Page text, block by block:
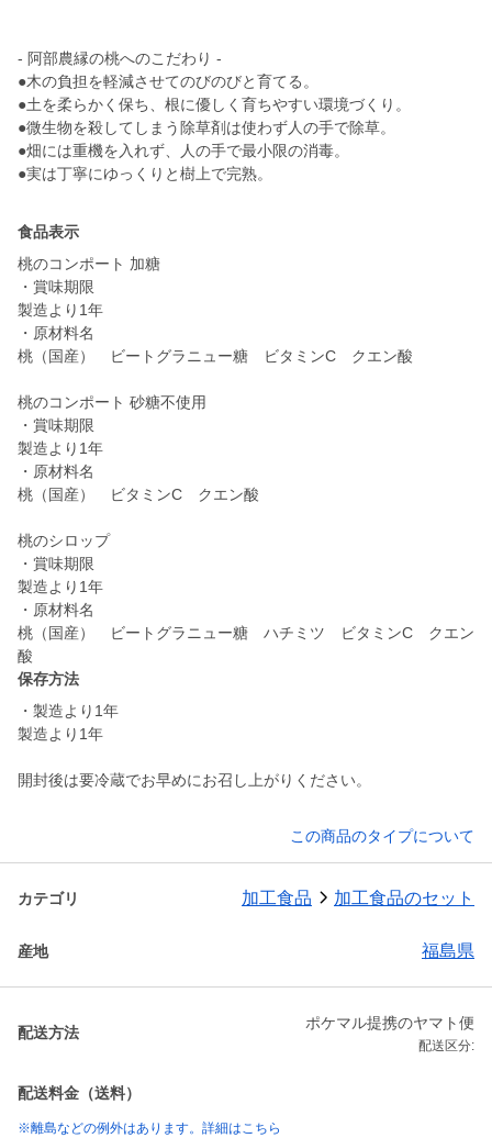
- 阿部農縁の桃へのこだわり -
●木の負担を軽減させてのびのびと育てる。
●土を柔らかく保ち、根に優しく育ちやすい環境づくり。
●微生物を殺してしまう除草剤は使わず人の手で除草。
●畑には重機を入れず、人の手で最小限の消毒。
●実は丁寧にゆっくりと樹上で完熟。
食品表示
桃のコンポート 加糖
・賞味期限
製造より1年
・原材料名
桃（国産） ビートグラニュー糖 ビタミンC クエン酸
桃のコンポート 砂糖不使用
・賞味期限
製造より1年
・原材料名
桃（国産） ビタミンC クエン酸
桃のシロップ
・賞味期限
製造より1年
・原材料名
桃（国産） ビートグラニュー糖 ハチミツ ビタミンC クエン
酸
保存方法
・製造より1年
製造より1年
開封後は要冷蔵でお早めにお召し上がりください。
この商品のタイプについて
カテゴリ 加工食品 加工食品のセット
産地 福島県
配送方法
ポケマル提携のヤマト便
配送区分:
配送料金（送料）
※離島などの例外はあります。詳細はこちら